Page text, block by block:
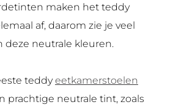
maken het teddy
af, daarom zie je veel
deze neutrale kleuren.
teddyeetkamerstoelen
prachtige neutrale tint, zoals